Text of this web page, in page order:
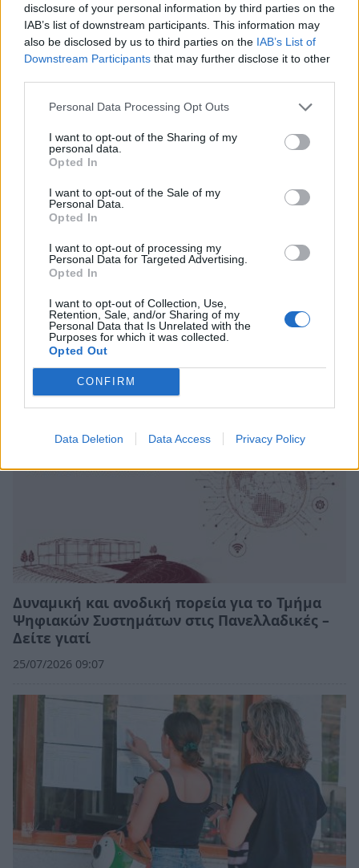
disclosure of your personal information by third parties on the
IAB’s list of downstream participants. This information may
also be disclosed by us to third parties on the IAB’s List of
Downstream Participants that may further disclose it to other
Personal Data Processing Opt Outs
I want to opt-out of the Sharing of my
personal data.
Opted In
I want to opt-out of the Sale of my
Personal Data.
Opted In
I want to opt-out of processing my
Personal Data for Targeted Advertising.
Opted In
I want to opt-out of Collection, Use,
Retention, Sale, and/or Sharing of my
Personal Data that Is Unrelated with the
Purposes for which it was collected.
Opted Out
CONFIRM
Data Deletion Data Access Privacy Policy
Σχετικά Άρθρα
εκπαιδευτικών για τη διαφορετικότητα και
τον σχολικό εκφοβισμό
05/08/2026 18:04
Δυναμική και ανοδική πορεία για το Τμήμα
Ψηφιακών Συστημάτων στις Πανελλαδικές –
Δείτε γιατί
25/07/2026 09:07